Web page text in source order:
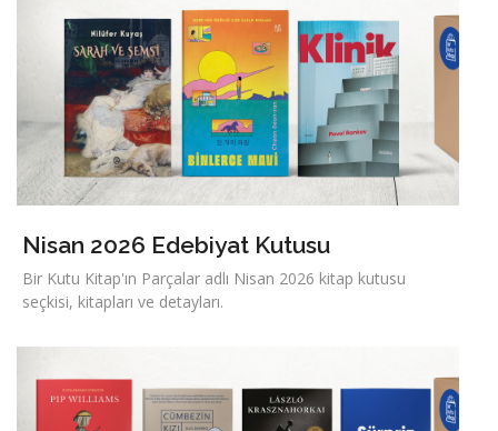
Nisan 2026 Edebiyat Kutusu
Bir Kutu Kitap'ın Parçalar adlı Nisan 2026 kitap kutusu
seçkisi, kitapları ve detayları.